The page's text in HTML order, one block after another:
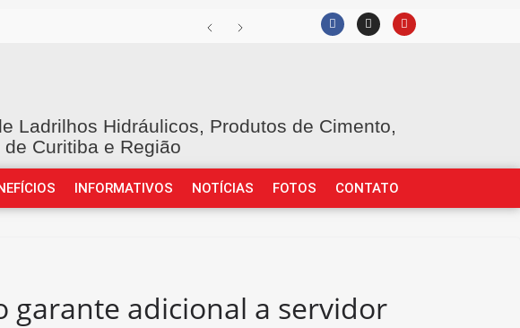
Ladrilhos Hidráulicos, Produtos de Cimento,
Curitiba e Região
INFORMATIVOS NOTÍCIAS FOTOS CONTATO
garante adicional a servidor